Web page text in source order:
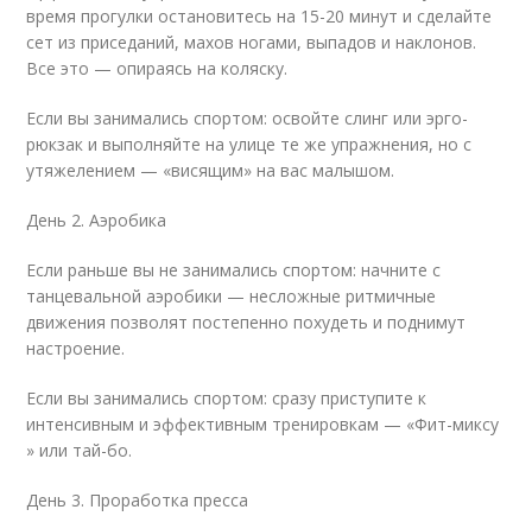
время прогулки остановитесь на 15-20 минут и сделайте
сет из приседаний, махов ногами, выпадов и наклонов.
Все это — опираясь на коляску.
Если вы занимались спортом: освойте слинг или эрго-
рюкзак и выполняйте на улице те же упражнения, но с
утяжелением — «висящим» на вас малышом.
День 2. Аэробика
Если раньше вы не занимались спортом: начните с
танцевальной аэробики — несложные ритмичные
движения позволят постепенно похудеть и поднимут
настроение.
Если вы занимались спортом: сразу приступите к
интенсивным и эффективным тренировкам — «Фит-миксу
» или тай-бо.
День 3. Проработка пресса